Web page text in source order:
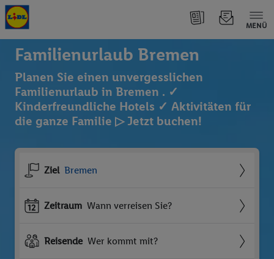
MENÜ
Familienurlaub Bremen
Planen Sie einen unvergesslichen
Familienurlaub in Bremen . ✓
Kinderfreundliche Hotels ✓ Aktivitäten für
die ganze Familie ▷ Jetzt buchen!
Ziel Bremen
Zeitraum Wann verreisen Sie?
Reisende Wer kommt mit?